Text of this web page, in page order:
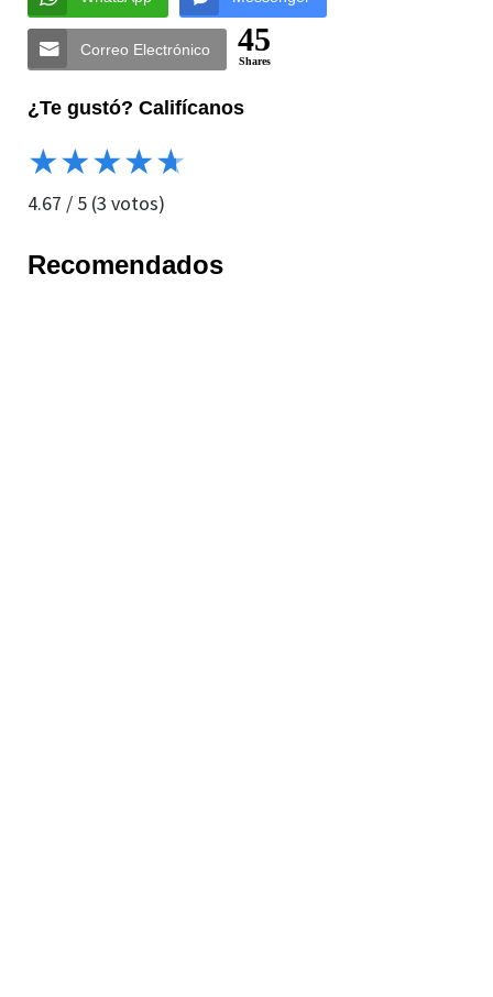
Correo Electrónico 45
Shares
¿Te gustó? Califícanos
★★★★★
4.67 / 5 (3 votos)
Recomendados